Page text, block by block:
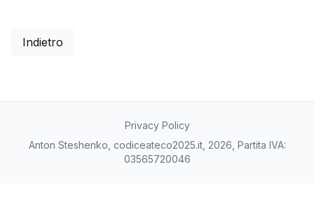
Indietro
Privacy Policy
Anton Steshenko, codiceateco2025.it, 2026, Partita IVA:
03565720046